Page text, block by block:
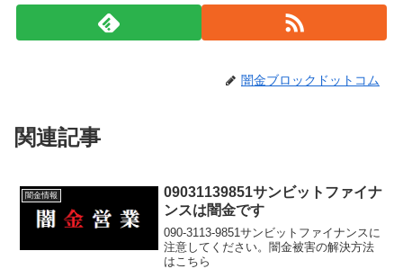
闇金ブロックドットコム
関連記事
闇金情報
09031139851サンビットファイナ
ンスは闇金です
090-3113-9851サンビットファイナンスに
注意してください。闇金被害の解決方法
はこちら